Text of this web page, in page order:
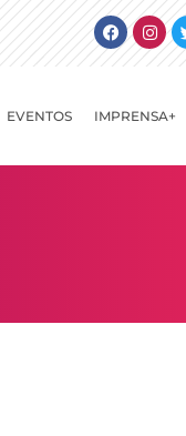
Facebook
EVENTOS IMPRENSA+